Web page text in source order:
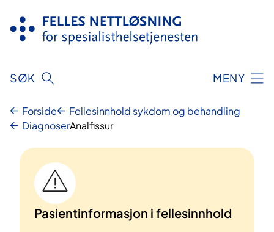
innhold
SØK MENY
Forside
Fellesinnhold sykdom og behandling
DiagnoserAnalfissur
Pasientinformasjon i fellesinnhold